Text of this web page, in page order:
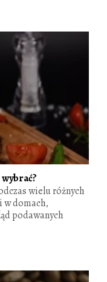
wielu różnych
w domach,
podawanych